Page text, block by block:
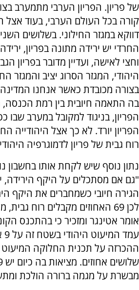
של פריון. הפריון הערבי מתמערב
קורה בכל העולם הערבי, בעוד אצל
דווקא במגזר החילוני. בשלושים
החרדי יש ירידה מתונה בפריון,
וחצי לאישה, ועדיין מדובר בפריון
היהודי, המגזר הסרוג יציב והמגזר
בצורה מכובדת כאשר אנחנו
בה התאמה חיובית בין רמת הכנסה,
הפריון, בניגוד למקובל במערב
הפריון יורד. לא כך אצל היהודייה
רוח גבית של פריון לדמוגרפיה
נתון נוסף שיש לקחת אותו בחשבון
"גם אם מסתכלים על היקף הירידה,
הגירה חיובי כשמחברים את היקף
לכן 69 האחוזים מקבלים רוח
אומר אטינגר ומזכיר כי בהתכנס
ההכרזה על תכנית החלוקה המיעוט
מבשרת על מגמה ברורה הולכת